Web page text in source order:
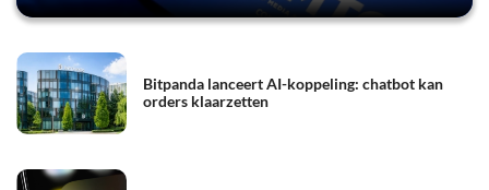
Bitpanda lanceert AI-koppeling: chatbot kan
orders klaarzetten